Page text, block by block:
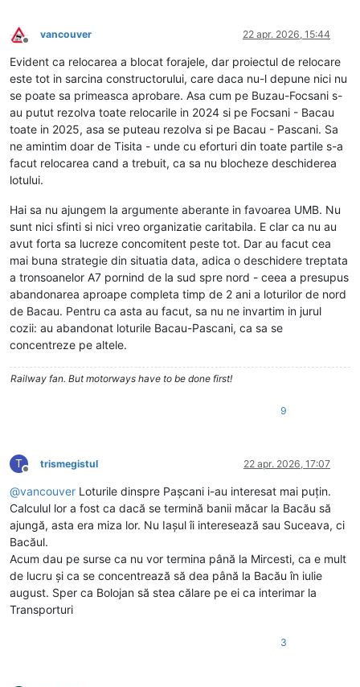
Deconectat
vancouver 22 apr. 2026, 15:44
Evident ca relocarea a blocat forajele, dar proiectul de relocare
este tot in sarcina constructorului, care daca nu-l depune nici nu
se poate sa primeasca aprobare. Asa cum pe Buzau-Focsani s-
au putut rezolva toate relocarile in 2024 si pe Focsani - Bacau
toate in 2025, asa se puteau rezolva si pe Bacau - Pascani. Sa
ne amintim doar de Tisita - unde cu eforturi din toate partile s-a
facut relocarea cand a trebuit, ca sa nu blocheze deschiderea
lotului.
Hai sa nu ajungem la argumente aberante in favoarea UMB. Nu
sunt nici sfinti si nici vreo organizatie caritabila. E clar ca nu au
avut forta sa lucreze concomitent peste tot. Dar au facut cea
mai buna strategie din situatia data, adica o deschidere treptata
a tronsoanelor A7 pornind de la sud spre nord - ceea a presupus
abandonarea aproape completa timp de 2 ani a loturilor de nord
de Bacau. Pentru ca asta au facut, sa nu ne invartim in jurul
cozii: au abandonat loturile Bacau-Pascani, ca sa se
concentreze pe altele.
Railway fan. But motorways have to be done first!
9
T
Deconectat
trismegistul 22 apr. 2026, 17:07
@vancouver Loturile dinspre Pașcani i-au interesat mai puțin.
Calculul lor a fost ca dacă se termină banii măcar la Bacău să
ajungă, asta era miza lor. Nu Iașul îi interesează sau Suceava, ci
Bacăul.
Acum dau pe surse ca nu vor termina până la Mircesti, ca e mult
de lucru și ca se concentrează să dea până la Bacău în iulie
august. Sper ca Bolojan să stea călare pe ei ca interimar la
Transporturi
3